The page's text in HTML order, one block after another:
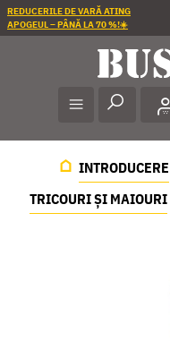
REDUCERILE DE VARĂ ATING
APOGEUL – PÂNĂ LA 70 %!☀️
INTRODUCERE
TRICOURI ȘI MAIOURI